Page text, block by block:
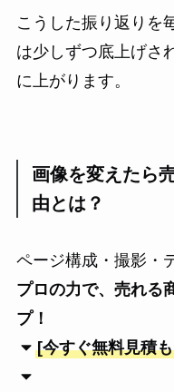
こうした振り返りを
は少しずつ底上げさ
に上がります。
画像を変えたら
由とは？
ページ構成・撮影・
プロの力で、売れる
プ！
[今すぐ無料見積